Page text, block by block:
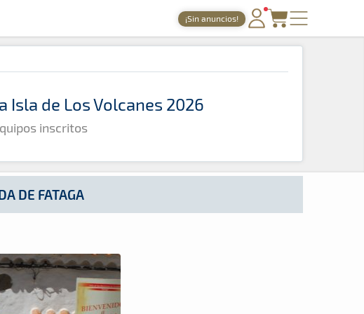
¡Sin anuncios!
PORTADA
TIEMPOS ONLINE
GALERÍAS
ARCHIVO
Isla de Los Volcanes 2026
inscritos
DE FATAGA